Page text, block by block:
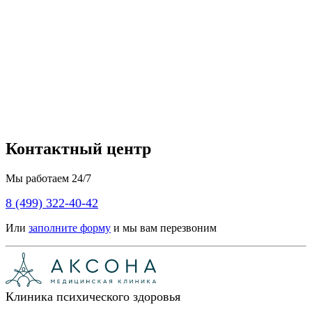
Контактный центр
Мы работаем 24/7
8 (499) 322-40-42
Или заполните форму и мы вам перезвоним
Клиника психического здоровья